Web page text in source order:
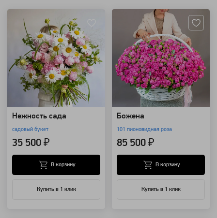
Нежность сада
садовый букет
35 500 ₽
Купить в 1 клик
В корзину
Божена
101 пионовидная роза
85 500 ₽
Купить в 1 клик
В корзину